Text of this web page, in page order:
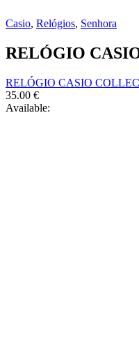
Casio, Relógios, Senhora
RELÓGIO
RELÓGIO CASIO
35.00 €
Available: